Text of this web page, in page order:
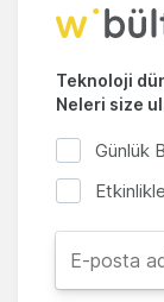
Teknoloji
Neleri size
Günlük